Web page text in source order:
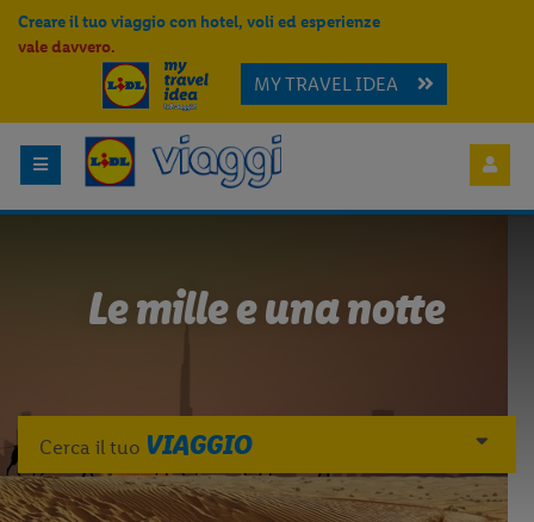
Creare il tuo viaggio con hotel, voli ed esperienze
vale davvero.
MY TRAVEL IDEA
Le mille e una notte
Cerca il tuo VIAGGIO